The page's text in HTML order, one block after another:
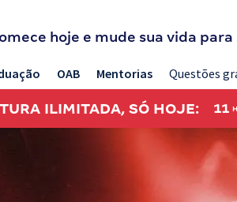
hoje e mude sua vida
OAB Mentorias Questões
ILIMITADA, SÓ HOJE: 11